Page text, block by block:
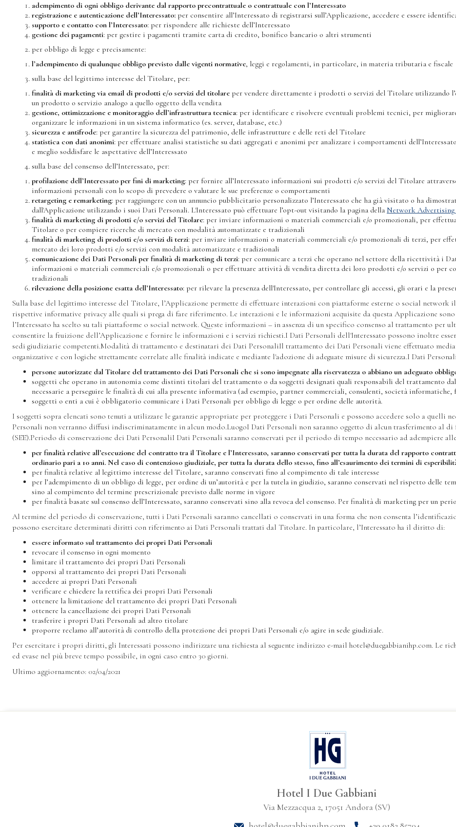
adempimento di ogni obbligo derivante dal rapporto precontrattuale o contrattuale con l’Interessato
registrazione e autenticazione dell’Interessato: per consentire all’Interessato di registrarsi sull’Applicazione, accedere e essere
supporto e contatto con l’Interessato: per rispondere alle richieste dell’Interessato
gestione dei pagamenti: per gestire i pagamenti tramite carta di credito, bonifico bancario o altri strumenti
per obbligo di legge e precisamente:
l’adempimento di qualunque obbligo previsto dalle vigenti normative, leggi e regolamenti, in particolare, in materia tributaria e fiscale
sulla base del legittimo interesse del Titolare, per:
finalità di marketing via email di prodotti e/o servizi del titolare per vendere direttamente i prodotti o servizi del Titolare utilizzando
un prodotto o servizio analogo a quello oggetto della vendita
gestione, ottimizzazione e monitoraggio dell’infrastruttura tecnica: per identificare e risolvere eventuali problemi tecnici, per
organizzare le informazioni in un sistema informatico (es. server, database, etc.)
sicurezza e antifrode: per garantire la sicurezza del patrimonio, delle infrastrutture e delle reti del Titolare
statistica con dati anonimi: per effettuare analisi statistiche su dati aggregati e anonimi per analizzare i comportamenti
e meglio soddisfare le aspettative dell’Interessato
sulla base del consenso dell’Interessato, per:
profilazione dell’Interessato per fini di marketing: per fornire all’Interessato informazioni sui prodotti e/o servizi del Titolare
informazioni personali con lo scopo di prevedere o valutare le sue preferenze o comportamenti
retargeting e remarketing: per raggiungere con un annuncio pubblicitario personalizzato l’Interessato che ha già visitato o ha
dall'Applicazione utilizzando i suoi Dati Personali. L'Interessato può effettuare l’opt-out visitando la pagina della Network
finalità di marketing di prodotti e/o servizi del Titolare: per inviare informazioni o materiali commerciali e/o promozionali, per
Titolare o per compiere ricerche di mercato con modalità automatizzate e tradizionali
finalità di marketing di prodotti e/o servizi di terzi: per inviare informazioni o materiali commerciali e/o promozionali di terzi, per
mercato dei loro prodotti e/o servizi con modalità automatizzate e tradizionali
comunicazione dei Dati Personali per finalità di marketing di terzi: per comunicare a terzi che operano nel settore della ricettività i
informazioni o materiali commerciali e/o promozionali o per effettuare attività di vendita diretta dei loro prodotti e/o servizi o per
tradizionali
rilevazione della posizione esatta dell’Interessato: per rilevare la presenza dell'Interessato, per controllare gli accessi, gli orari e la
Sulla base del legittimo interesse del Titolare, l’Applicazione permette di effettuare interazioni con piattaforme esterne o social
rispettive informative privacy alle quali si prega di fare riferimento. Le interazioni e le informazioni acquisite da questa Applicazione
l’Interessato ha scelto su tali piattaforme o social network. Queste informazioni – in assenza di un specifico consenso al trattamento per
consentire la fruizione dell’Applicazione e fornire le informazioni e i servizi richiesti.I Dati Personali dell'Interessato possono inoltre
sedi giudiziarie competenti.Modalità di trattamento e destinatari dei Dati PersonaliIl trattamento dei Dati Personali viene effettuato
organizzative e con logiche strettamente correlate alle finalità indicate e mediante l'adozione di adeguate misure di sicurezza.I Dati
persone autorizzate dal Titolare del trattamento dei Dati Personali che si sono impegnate alla riservatezza o abbiano un adeguato
soggetti che operano in autonomia come distinti titolari del trattamento o da soggetti designati quali responsabili del trattamento
necessarie a perseguire le finalità di cui alla presente informativa (ad esempio, partner commerciali, consulenti, società
soggetti o enti a cui è obbligatorio comunicare i Dati Personali per obbligo di legge o per ordine delle autorità.
I soggetti sopra elencati sono tenuti a utilizzare le garanzie appropriate per proteggere i Dati Personali e possono accedere solo a quelli
Personali non verranno diffusi indiscriminatamente in alcun modo.LuogoI Dati Personali non saranno oggetto di alcun trasferimento al
(SEE).Periodo di conservazione dei Dati PersonaliI Dati Personali saranno conservati per il periodo di tempo necessario ad adempiere
per finalità relative all’esecuzione del contratto tra il Titolare e l’Interessato, saranno conservati per tutta la durata del rapporto
ordinario pari a 10 anni. Nel caso di contenzioso giudiziale, per tutta la durata dello stesso, fino all’esaurimento dei termini di
per finalità relative al legittimo interesse del Titolare, saranno conservati fino al compimento di tale interesse
per l’adempimento di un obbligo di legge, per ordine di un’autorità e per la tutela in giudizio, saranno conservati nel rispetto delle
sino al compimento del termine prescrizionale previsto dalle norme in vigore
per finalità basate sul consenso dell’Interessato, saranno conservati sino alla revoca del consenso. Per finalità di marketing per un
Al termine del periodo di conservazione, tutti i Dati Personali saranno cancellati o conservati in una forma che non consenta
possono esercitare determinati diritti con riferimento ai Dati Personali trattati dal Titolare. In particolare, l’Interessato ha il diritto di:
essere informato sul trattamento dei propri Dati Personali
revocare il consenso in ogni momento
limitare il trattamento dei propri Dati Personali
opporsi al trattamento dei propri Dati Personali
accedere ai propri Dati Personali
verificare e chiedere la rettifica dei propri Dati Personali
ottenere la limitazione del trattamento dei propri Dati Personali
ottenere la cancellazione dei propri Dati Personali
trasferire i propri Dati Personali ad altro titolare
proporre reclamo all’autorità di controllo della protezione dei propri Dati Personali e/o agire in sede giudiziale.
Per esercitare i propri diritti, gli Interessati possono indirizzare una richiesta al seguente indirizzo e-mail hotel@duegabbianihp.com. Le
ed evase nel più breve tempo possibile, in ogni caso entro 30 giorni.
Ultimo aggiornamento: 02/04/2021
Hotel I Due Gabbiani
Via Mezzacqua 2, 17051 Andora (SV)